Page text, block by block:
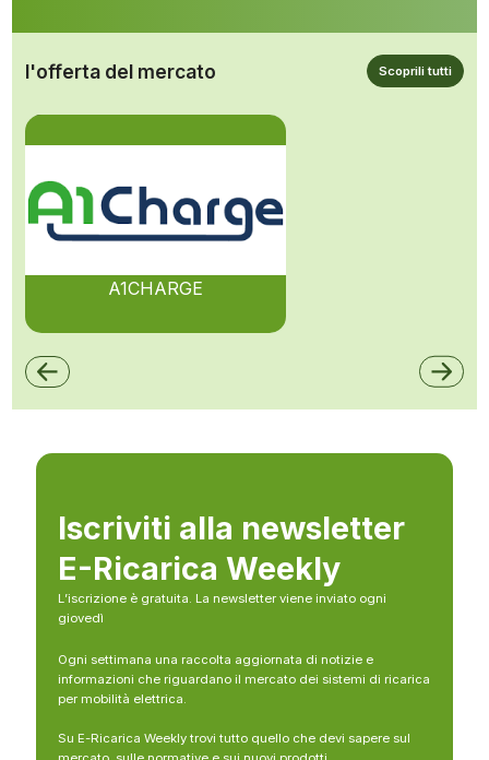
l'offerta del mercato Scoprili tutti
A1CHARGE
Iscriviti alla newsletter
E-Ricarica Weekly
L’iscrizione è gratuita. La newsletter viene inviato ogni
giovedì
Ogni settimana una raccolta aggiornata di notizie e
informazioni che riguardano il mercato dei sistemi di ricarica
per mobilità elettrica.
Su E-Ricarica Weekly trovi tutto quello che devi sapere sul